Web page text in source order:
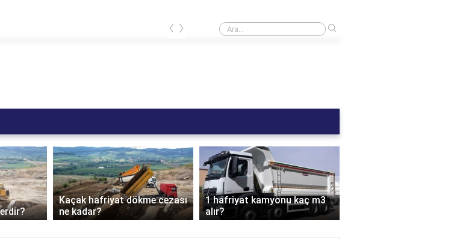
1 ton kaç Mikap?
‹ ›
Kaçak hafriyat dökme cezası
ne kadar?
1 hafriyat kamyonu kaç m3
alır?
›